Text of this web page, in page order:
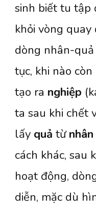
sinh biết tu tập
khỏi vòng
dòng nhân-
tục, khi nào
tạo ra nghiệp
ta sau khi chết
lấy quả từnhân
cách khác, sau
hoạt động,
diễn, mặc dù